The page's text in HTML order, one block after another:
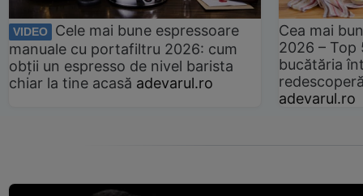
VIDEO
Cele mai bune espressoare
manuale cu portafiltru 2026: cum
obții un espresso de nivel barista
chiar la tine acasă adevarul.ro
Cea mai
2026 –
bucătăria
adevarul.ro